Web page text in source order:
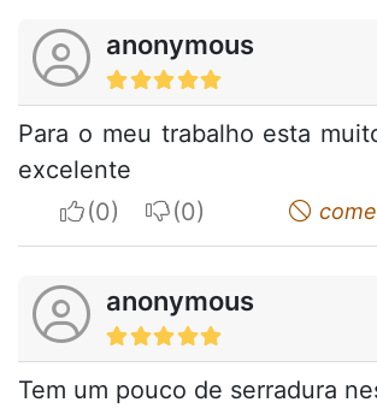
anonymous
Para o meu trabalho esta
excelente
I apreciateI do not
anonymous
Tem um pouco de serradura